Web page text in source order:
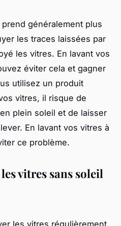
généralement plus
les traces laissées par
les vitres. En lavant vos
éviter cela et gagner
utilisez un produit
vitres, il risque de
plein soleil et de laisser
En lavant vos vitres à
ce problème.
vitres sans soleil
les vitres régulièrement,